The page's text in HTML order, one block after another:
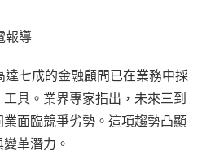
報導
七成的金融顧問已在業務中採
具。業界專家指出，未來三到
面臨競爭劣勢。這項趨勢凸顯
革潛力。